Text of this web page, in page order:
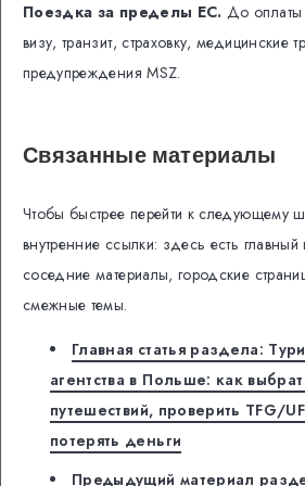
Поездка за пределы ЕС. До оплаты
визу, транзит, страховку, медицинские
предупреждения MSZ.
Связанные материалы
Чтобы быстрее перейти к следующему
внутренние ссылки: здесь есть
соседние материалы, городские
смежные темы.
Главная статья раздела:
агентства в Польше: как
путешествий, проверить TFG/
потерять деньги
Предыдущий материал